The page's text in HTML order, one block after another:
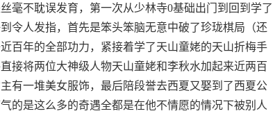
毫不耽误发育，第一次从少林寺0基础出门到回到学了
令人发指，首先是笨头笨脑无意中破了珍珑棋局（还
百年的全部功力，紧接着学了天山童姥的天山折梅手
接将两位大神级人物天山童姥和李秋水加起来近两百
有一堆美女服饰，最后陪段誉去西夏又娶到了西夏公
的是这么多的奇遇全都是在他不情愿的情况下被别人